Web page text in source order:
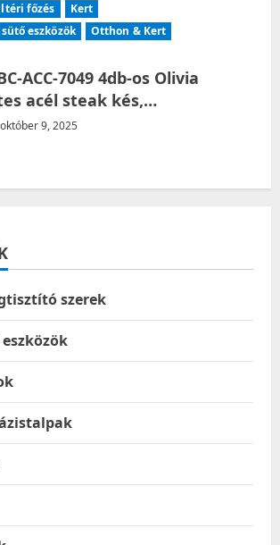
főzés
Kert
eszközök
Otthon & Kert
ACC-7049 4db-os Olivia
acél steak kés,…
október 9, 2025
szerek